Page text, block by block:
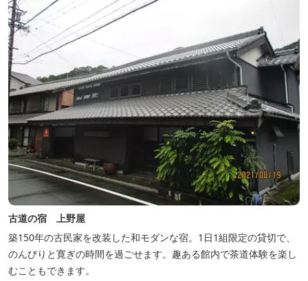
古道の宿 上野屋
築150年の古民家を改装した和モダンな宿。1日1組限定の貸切で、
のんびりと寛ぎの時間を過ごせます。趣ある館内で茶道体験を楽し
むこともできます。